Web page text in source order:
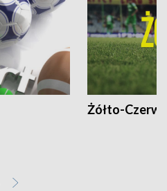
Żółto-